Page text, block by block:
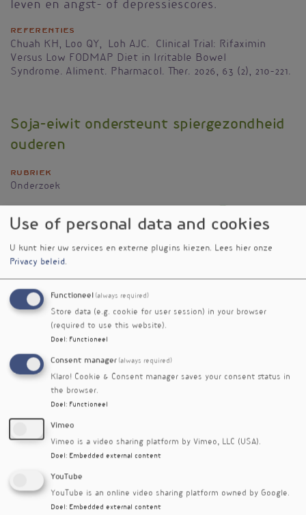
leven en angst- of depressiescores.
Referenties
Chuah KH, Loo QY, Loh AJC. Clinical Trial: Rifaximin
Versus Low FODMAP Diet in Irritable Bowel
Syndrome. Aliment. Pharmacol. Ther. 2026, 63 (2), 210–221.
Soja-eiwit ondersteunt spiergezondheid
ouderen
Rubriek
Onderzoek
Voeding met soja-eiwitrijke maaltijden
versterkt de spiergezondheid van ouderen. In
een recente studie behielden ouderen op deze
voeding hun spiermassa en mobiliteit beter dan
bij gebruikelijke voeding. Ook waren er gunstige
veranderingen in de darmmicrobiota.
Referenties
Wu X, Lim KJ, Ma Y. The Effects of Soy Protein–Rich
Meals on Muscle Health of Older Adults Are Linked to
Gut Microbiome Modifications. J. Cachexia Sarcopenia
Muscle 2026, 17 (1), e70212
Use of personal data and cookies
U kunt hier uw services en externe plugins kiezen. Lees hier onze
Privacy beleid.
Functioneel (always required)
Store data (e.g. cookie for user session) in your browser
(required to use this website).
Doel : Functioneel
Consent manager (always required)
Klaro! Cookie & Consent manager saves your consent status in
the browser.
Doel : Functioneel
Vimeo
Vimeo is a video sharing platform by Vimeo, LLC (USA).
Doel : Embedded external content
YouTube
YouTube is an online video sharing platform owned by Google.
Doel : Embedded external content